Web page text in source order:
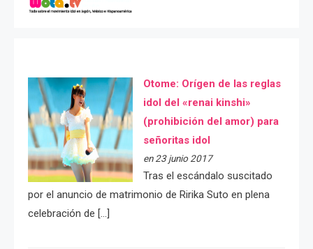
Otome: Orígen de las reglas
idol del «renai kinshi»
(prohibición del amor) para
señoritas idol
en 23 junio 2017
Tras el escándalo suscitado
por el anuncio de matrimonio de Ririka Suto en plena
celebración de […]